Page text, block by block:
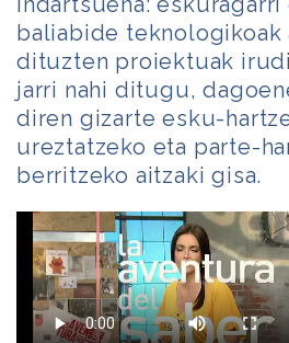
baliabide teknologikoak
dituzten proiektuak
jarri nahi ditugu,
diren gizarte esku-
ureztatzeko eta parte-
berritzeko aitzaki gisa.